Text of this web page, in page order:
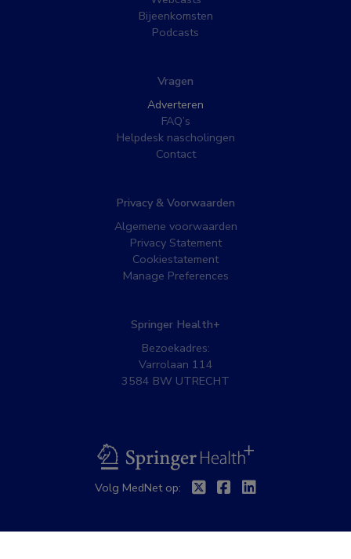
Bijeenkomsten
Podcasts
Vragen
Adverteren
FAQ’s
Helpdesk nascholingen
Contact
Privacy & Voorwaarden
Algemene voorwaarden
Privacy Statement
Cookiestatement
Manage Preferences
Springer Health+
Bezoekadres:
Varrolaan 114
3584 BW UTRECHT
BSL
Volg MedNet op: TwitterFacebook
Linkedin